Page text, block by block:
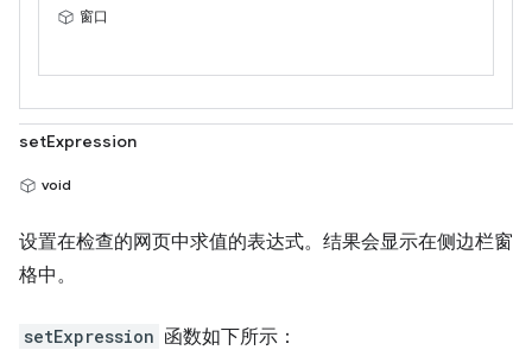
窗口
setExpression
void
设置在检查的网页中求值的表达式。结果会显示在侧边栏窗
格中。
setExpression 函数如下所示：